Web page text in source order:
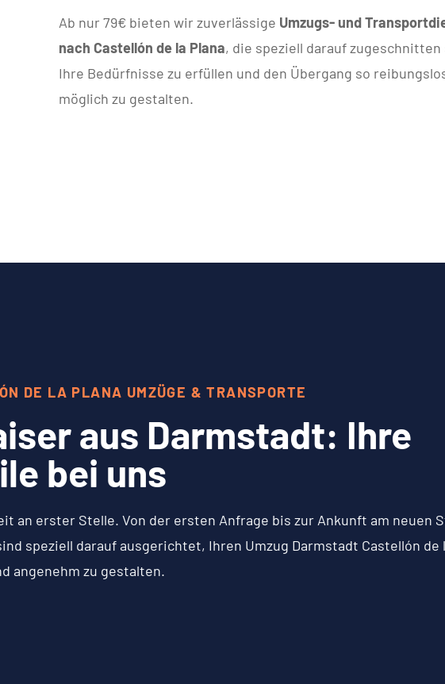
Ab nur 79€ bieten wir zuverlässige Umzugs- und
nach Castellón de la Plana, die speziell darauf zugeschnitten
Ihre Bedürfnisse zu erfüllen und den Übergang so
möglich zu gestalten.
DE LA PLANA UMZÜGE & TRANSPORTE
aus Darmstadt: Ihre
bei uns
an erster Stelle. Von der ersten Anfrage bis zur Ankunft am neuen
speziell darauf ausgerichtet, Ihren Umzug Darmstadt Castellón de
angenehm zu gestalten.